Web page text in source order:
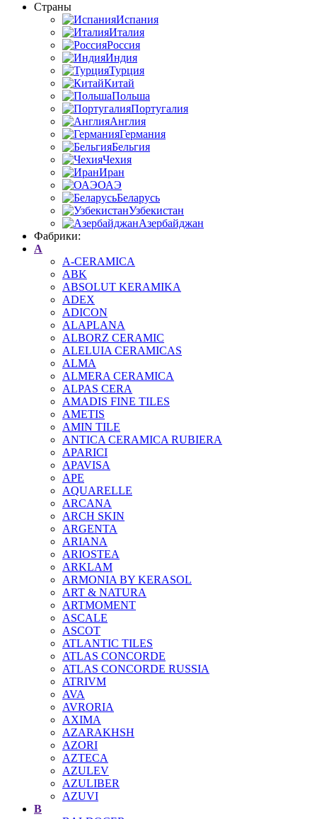
Страны
Испания
Италия
Россия
Индия
Турция
Китай
Польша
Португалия
Англия
Германия
Бельгия
Чехия
Иран
ОАЭ
Беларусь
Узбекистан
Азербайджан
Фабрики:
A
A-CERAMICA
ABK
ABSOLUT KERAMIKA
ADEX
ADICON
ALAPLANA
ALBORZ CERAMIC
ALELUIA CERAMICAS
ALMA
ALMERA CERAMICA
ALPAS CERA
AMADIS FINE TILES
AMETIS
AMIN TILE
ANTICA CERAMICA RUBIERA
APARICI
APAVISA
APE
AQUARELLE
ARCANA
ARCH SKIN
ARGENTA
ARIANA
ARIOSTEA
ARKLAM
ARMONIA BY KERASOL
ART & NATURA
ARTMOMENT
ASCALE
ASCOT
ATLANTIC TILES
ATLAS CONCORDE
ATLAS CONCORDE RUSSIA
ATRIVM
AVA
AVRORIA
AXIMA
AZARAKHSH
AZORI
AZTECA
AZULEV
AZULIBER
AZUVI
B